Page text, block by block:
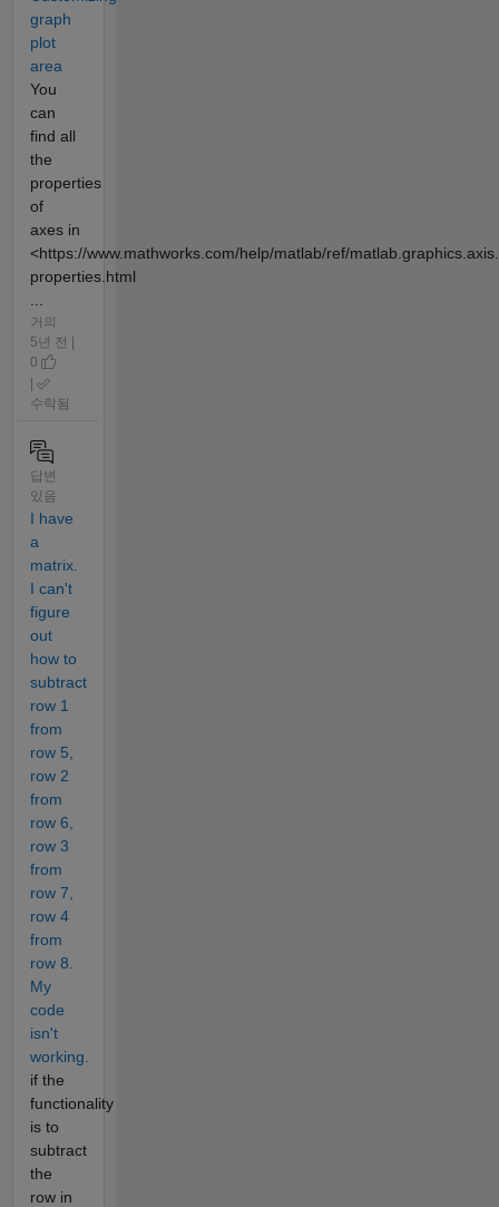
graph
plot
area
You
can
find all
the
properties
of
axes in
<https://www.mathworks.com/help/matlab/ref/
properties.html
거의
5년 전 |
0
|
수락됨
답변
있음
I have
a
matrix.
I can't
figure
out
how to
subtract
row 1
from
row 5,
row 2
from
row 6,
row 3
from
row 7,
row 4
from
row 8.
My
code
isn't
working.
if the
functionality
is to
subtract
the
row in